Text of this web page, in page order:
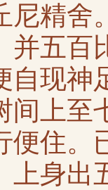
尼精舍
并五百
自现神
间上至
便住
上身出